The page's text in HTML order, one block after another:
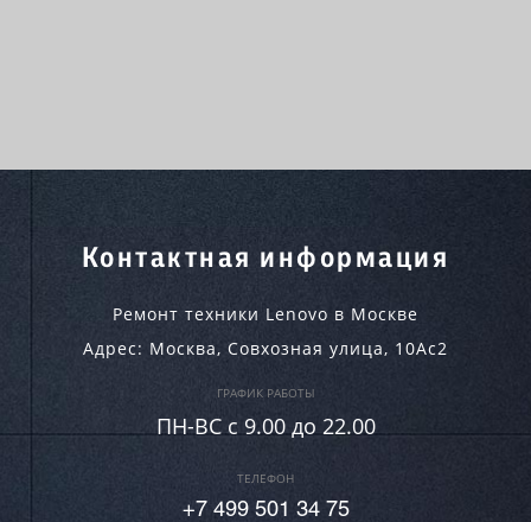
Контактная информация
Ремонт техники Lenovo в Москве
Адрес: Москва, Совхозная улица, 10Ас2
ГРАФИК РАБОТЫ
ПН-ВC c 9.00 до 22.00
ТЕЛЕФОН
+7 499 501 34 75